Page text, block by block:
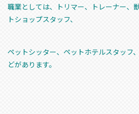
職業としては、トリマー、トレーナー、
トショップスタッフ、
ペットシッター、ペットホテルスタッ
どがあります。